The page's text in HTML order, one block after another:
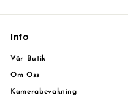
email
Info
Vår Butik
Om Oss
Kamerabevakning